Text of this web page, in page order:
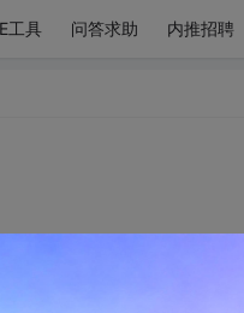
工具 问答求助 内推招聘
我要怎么处